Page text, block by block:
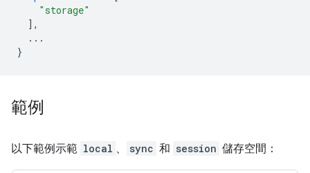
"storage"
],
...
}
範例
以下範例示範 local 、 sync 和 session 儲存空間：